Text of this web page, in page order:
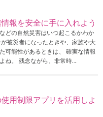
報を安全に手に入れよう
どの自然災害はいつ起こるかわか
被災者になったときや、家族や大
可能性があるときは、 確実な情報
ね。 残念ながら、非常時...
用制限アプリを活用しよ